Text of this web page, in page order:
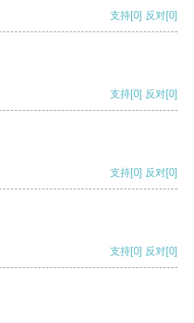
支持[0] 反对[0]
支持[0] 反对[0]
支持[0] 反对[0]
支持[0] 反对[0]